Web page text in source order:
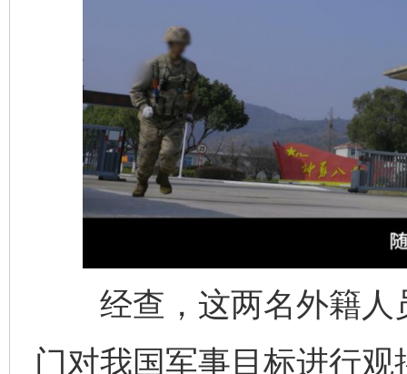
经查，这两名外籍人
门对我国军事目标进行